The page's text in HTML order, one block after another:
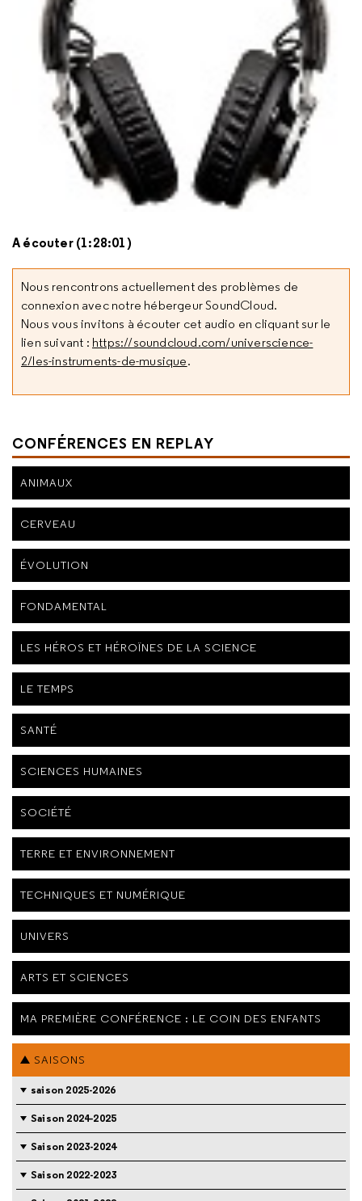
A écouter (1:28:01)
Nous rencontrons actuellement des problèmes de
connexion avec notre hébergeur SoundCloud.
Nous vous invitons à écouter cet audio en cliquant sur le
lien suivant : https://soundcloud.com/universcience-
2/les-instruments-de-musique.
CONFÉRENCES EN REPLAY
ANIMAUX
CERVEAU
ÉVOLUTION
FONDAMENTAL
LES HÉROS ET HÉROÏNES DE LA SCIENCE
LE TEMPS
SANTÉ
SCIENCES HUMAINES
SOCIÉTÉ
TERRE ET ENVIRONNEMENT
TECHNIQUES ET NUMÉRIQUE
UNIVERS
ARTS ET SCIENCES
MA PREMIÈRE CONFÉRENCE : LE COIN DES ENFANTS
SAISONS
saison 2025-2026
Saison 2024-2025
Saison 2023-2024
Saison 2022-2023